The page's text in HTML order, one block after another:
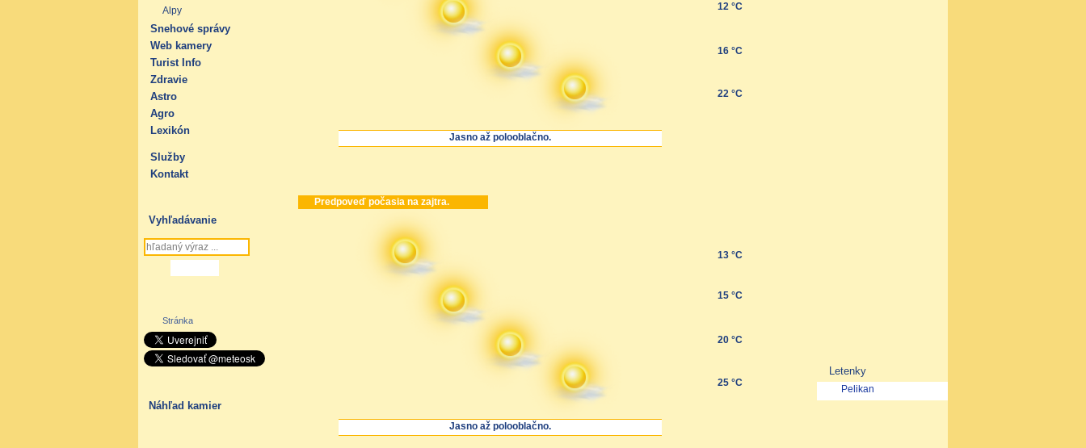
Alpy
Snehové správy
Web kamery
Turist Info
Zdravie
Astro
Agro
Lexikón
Služby
Kontakt
Vyhľadávanie
Stránka
Náhľad kamier
12 °C
16 °C
22 °C
Jasno až polooblačno.
Predpoveď počasia na zajtra.
13 °C
15 °C
20 °C
25 °C
Jasno až polooblačno.
Letenky
Pelikan